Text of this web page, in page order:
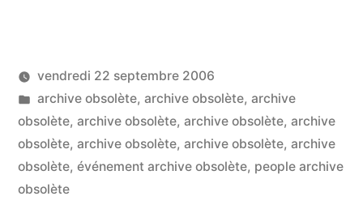
Publié
par
LucL
vendredi 22 septembre 2006
Publié
dans
archive obsolète, archive obsolète, archive
obsolète, archive obsolète, archive obsolète, archive
obsolète, archive obsolète, archive obsolète, archive
obsolète, événement archive obsolète, people archive
obsolète